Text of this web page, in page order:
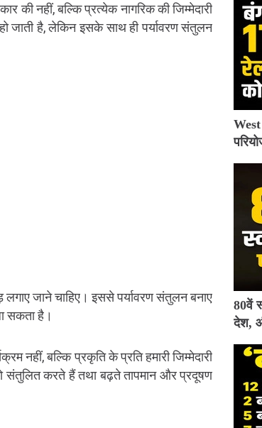
की नहीं, बल्कि प्रत्येक नागरिक की जिम्मेदारी
जाती है, लेकिन इसके साथ ही पर्यावरण संतुलन
जाने चाहिए। इससे पर्यावरण संतुलन बनाए
सकता है।
नहीं, बल्कि प्रकृति के प्रति हमारी जिम्मेदारी
संतुलित करते हैं तथा बढ़ते तापमान और प्रदूषण
80वें
देश,